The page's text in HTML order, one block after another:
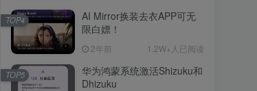
AI Mirror换装去衣APP可无
限白嫖！
2年前 1.2W+人已阅读
TOP4
华为鸿蒙系统激活Shizuku和
Dhizuku
TOP5